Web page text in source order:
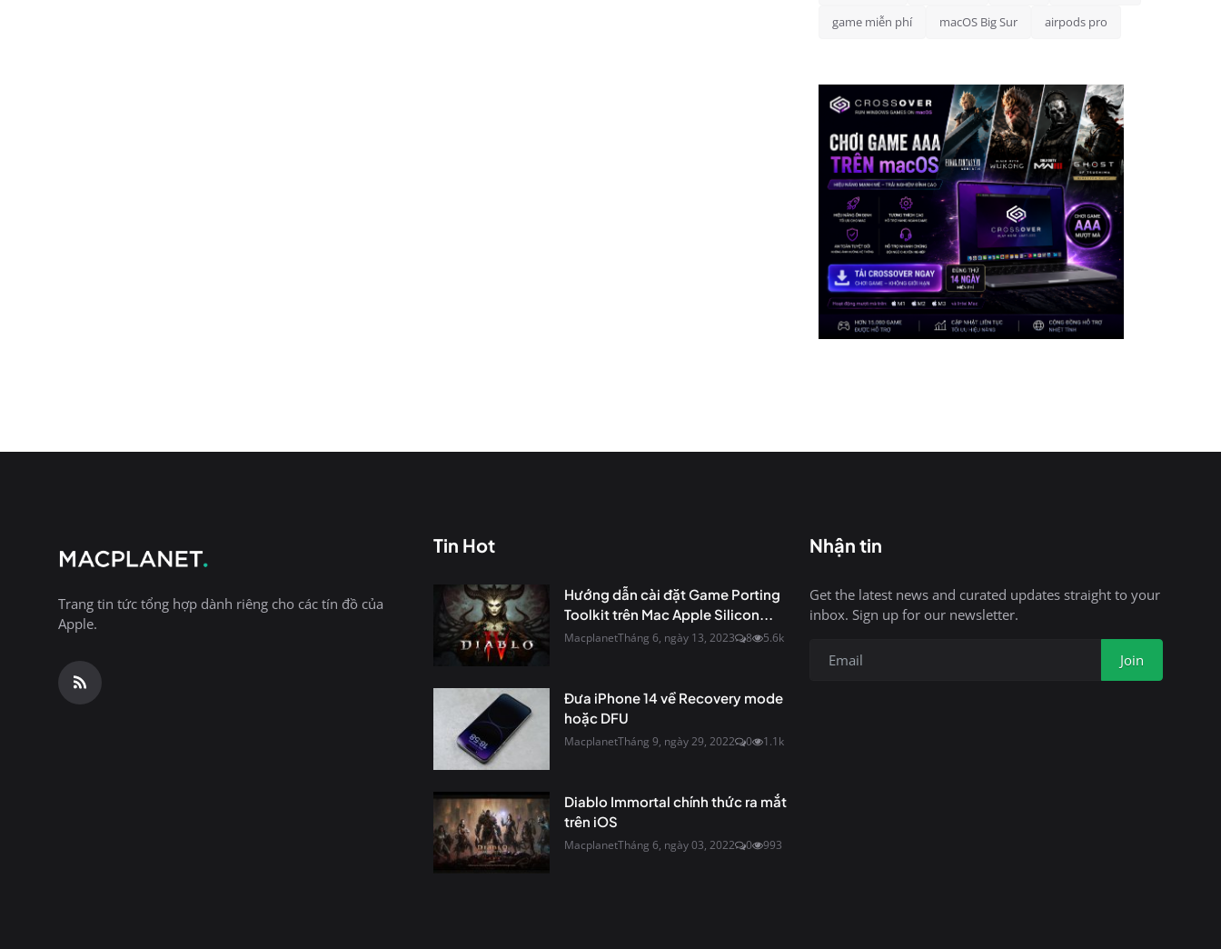
game miễn phí macOS Big Sur airpods pro
Trang tin tức tổng hợp dành riêng cho các tín đồ của
Apple.
Tin Hot
Hướng dẫn cài đặt Game Porting
Toolkit trên Mac Apple Silicon...
MacplanetTháng 6, ngày 13, 2023 8 5.6k
Đưa iPhone 14 về Recovery mode
hoặc DFU
MacplanetTháng 9, ngày 29, 2022 0 1.1k
Diablo Immortal chính thức ra mắt
trên iOS
MacplanetTháng 6, ngày 03, 2022 0 993
Nhận tin
Get the latest news and curated updates straight to your
inbox. Sign up for our newsletter.
Join